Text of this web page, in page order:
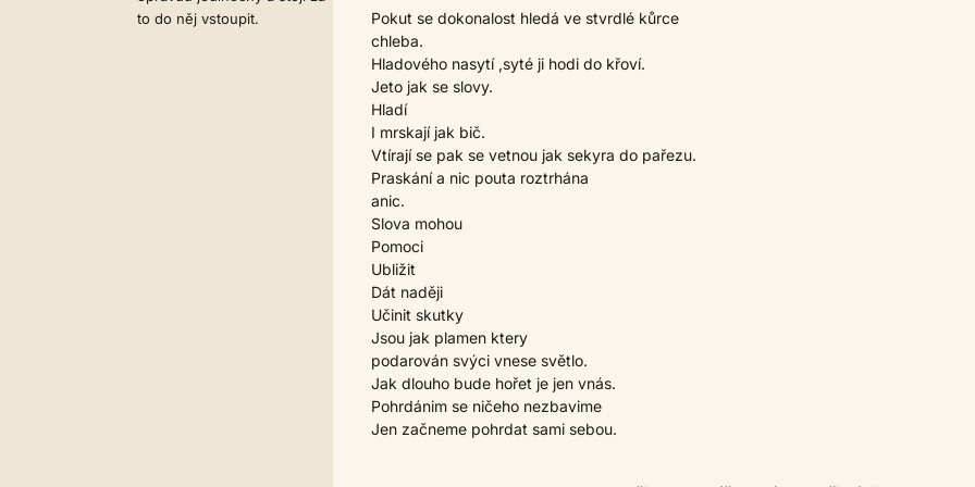
to do něj vstoupit.
Pokut se dokonalost hledá ve stvrdlé kůrce
chleba.
Hladového nasytí ,syté ji hodi do křoví.
Jeto jak se slovy.
Hladí
I mrskají jak bič.
Vtírají se pak se vetnou jak sekyra do pařezu.
Praskání a nic pouta roztrhána
anic.
Slova mohou
Pomoci
Ubližit
Dát naději
Učinit skutky
Jsou jak plamen ktery
podarován svýci vnese světlo.
Jak dlouho bude hořet je jen vnás.
Pohrdánim se ničeho nezbavime
Jen začneme pohrdat sami sebou.